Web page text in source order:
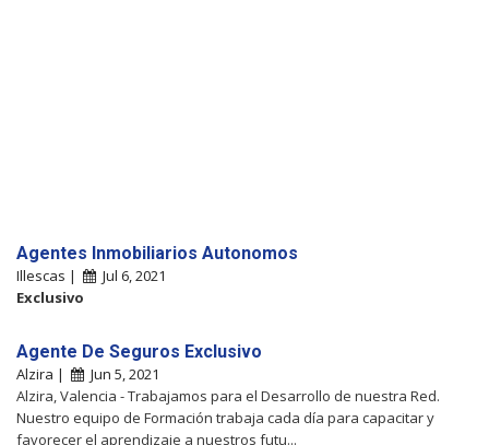
Agentes Inmobiliarios Autonomos
Illescas |
Jul 6, 2021
Exclusivo
Agente De Seguros Exclusivo
Alzira |
Jun 5, 2021
Alzira, Valencia - Trabajamos para el Desarrollo de nuestra Red.
Nuestro equipo de Formación trabaja cada día para capacitar y
favorecer el aprendizaje a nuestros futu...